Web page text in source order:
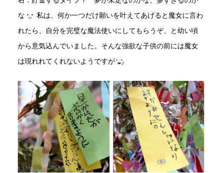
な
私は、何か一つだけ願いを叶えてあげると魔女に言わ
れたら、自分を完璧な魔法使いにしてもらうぞ、と幼い頃
から意気込んでいました。そんな強欲な子供の前には魔女
は現れれてくれないようですが